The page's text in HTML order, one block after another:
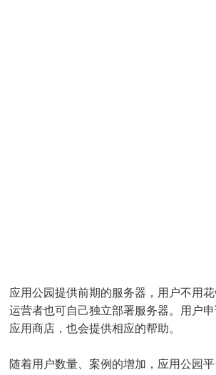
应用公园提供前期的服务器，用户不用
运营者也可自己独立部署服务器。用户
应用商店，也会提供相应的帮助。
随着用户数量、案例的增加，应用公园